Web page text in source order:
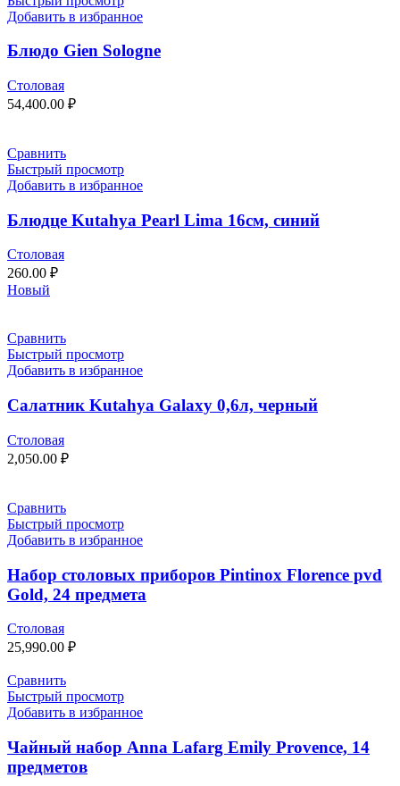
Добавить в избранное
Блюдо Gien Sologne
Столовая
54,400.00 ₽
Сравнить
Быстрый просмотр
Добавить в избранное
Блюдце Kutahya Pearl Lima 16см, синий
Столовая
260.00 ₽
Новый
Сравнить
Быстрый просмотр
Добавить в избранное
Салатник Kutahya Galaxy 0,6л, черный
Столовая
2,050.00 ₽
Сравнить
Быстрый просмотр
Добавить в избранное
Набор столовых приборов Pintinox Florence pvd
Gold, 24 предмета
Столовая
25,990.00 ₽
Сравнить
Быстрый просмотр
Добавить в избранное
Чайный набор Anna Lafarg Emily Provence, 14
предметов